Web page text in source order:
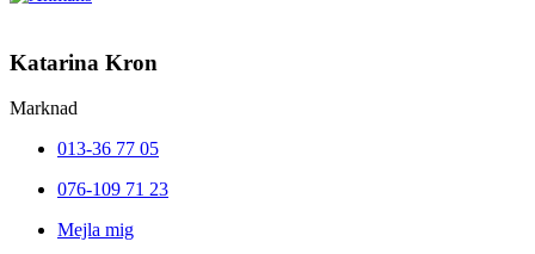
Katarina Kron
Marknad
013-36 77 05
076-109 71 23
Mejla mig